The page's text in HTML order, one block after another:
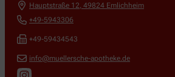
Hauptstraße 12 49824 Emlichheim
+49-5943306
+49-59434543
info@muellersche-apotheke.de